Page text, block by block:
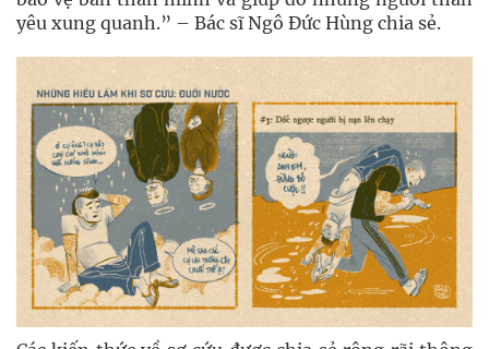
yêu xung quanh.” – Bác sĩ Ngô Đức Hùng chia sẻ.